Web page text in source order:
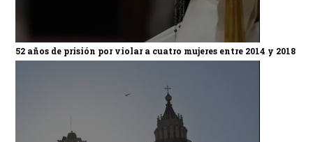
52 años de prisión por violar a cuatro mujeres entre 2014 y 2018